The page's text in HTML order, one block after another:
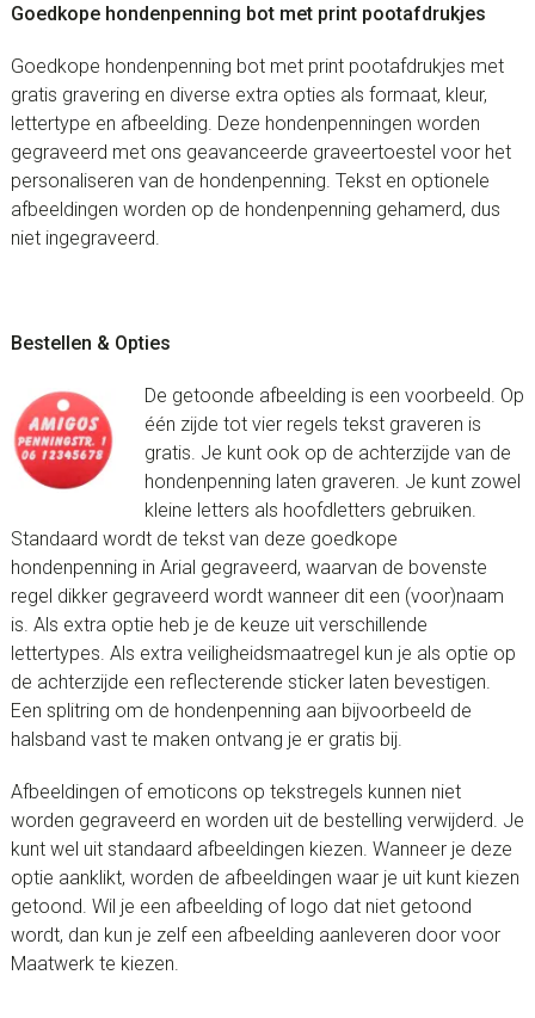
Goedkope hondenpenning bot met print pootafdrukjes
Goedkope hondenpenning bot met print pootafdrukjes met
gratis gravering en diverse extra opties als formaat, kleur,
lettertype en afbeelding. Deze hondenpenningen worden
gegraveerd met ons geavanceerde graveertoestel voor het
personaliseren van de hondenpenning. Tekst en optionele
afbeeldingen worden op de hondenpenning gehamerd, dus
niet ingegraveerd.
Bestellen & Opties
De getoonde afbeelding is een voorbeeld. Op
één zijde tot vier regels tekst graveren is
gratis. Je kunt ook op de achterzijde van de
hondenpenning laten graveren. Je kunt zowel
kleine letters als hoofdletters gebruiken.
Standaard wordt de tekst van deze goedkope
hondenpenning in Arial gegraveerd, waarvan de bovenste
regel dikker gegraveerd wordt wanneer dit een (voor)naam
is. Als extra optie heb je de keuze uit verschillende
lettertypes. Als extra veiligheidsmaatregel kun je als optie op
de achterzijde een reflecterende sticker laten bevestigen.
Een splitring om de hondenpenning aan bijvoorbeeld de
halsband vast te maken ontvang je er gratis bij.
Afbeeldingen of emoticons op tekstregels kunnen niet
worden gegraveerd en worden uit de bestelling verwijderd. Je
kunt wel uit standaard afbeeldingen kiezen. Wanneer je deze
optie aanklikt, worden de afbeeldingen waar je uit kunt kiezen
getoond. Wil je een afbeelding of logo dat niet getoond
wordt, dan kun je zelf een afbeelding aanleveren door voor
Maatwerk te kiezen.